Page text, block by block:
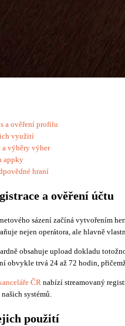
a ověření profilu
využití
a výběry výher
appky
hraní
a ověření účtu
sázení začíná vytvořením
nejen operátora, ale hlavně
obsahuje upload dokladu
obvykle trvá 24 až 72 hodin,
ČR nabízí streamovaný
systémů.
použití